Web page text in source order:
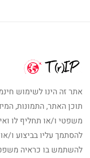
אתר זה הינו לשימוש
תוכן האתר, התמונות,
משפטי ו/או תחליף לו
להסתמך עליו בביצוע ו/
להשתמש בו כראיה